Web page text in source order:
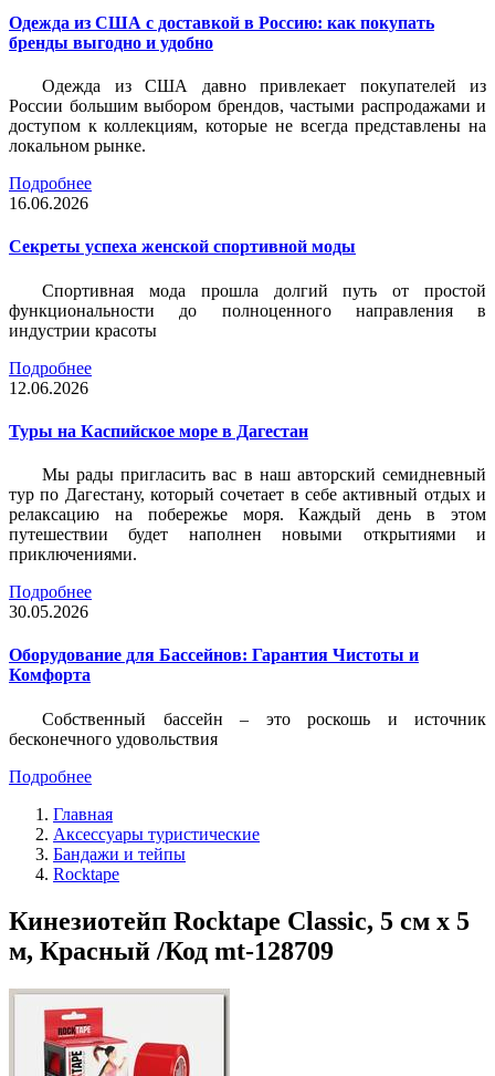
Одежда из США с доставкой в Россию: как покупать
бренды выгодно и удобно
Одежда из США давно привлекает покупателей из
России большим выбором брендов, частыми распродажами и
доступом к коллекциям, которые не всегда представлены на
локальном рынке.
Подробнее
16.06.2026
Секреты успеха женской спортивной моды
Спортивная мода прошла долгий путь от простой
функциональности до полноценного направления в
индустрии красоты
Подробнее
12.06.2026
Туры на Каспийское море в Дагестан
Мы рады пригласить вас в наш авторский семидневный
тур по Дагестану, который сочетает в себе активный отдых и
релаксацию на побережье моря. Каждый день в этом
путешествии будет наполнен новыми открытиями и
приключениями.
Подробнее
30.05.2026
Оборудование для Бассейнов: Гарантия Чистоты и
Комфорта
Собственный бассейн – это роскошь и источник
бесконечного удовольствия
Подробнее
Главная
Аксессуары туристические
Бандажи и тейпы
Rocktape
Кинезиотейп Rocktape Classic, 5 см х 5
м, Красный /Код mt-128709